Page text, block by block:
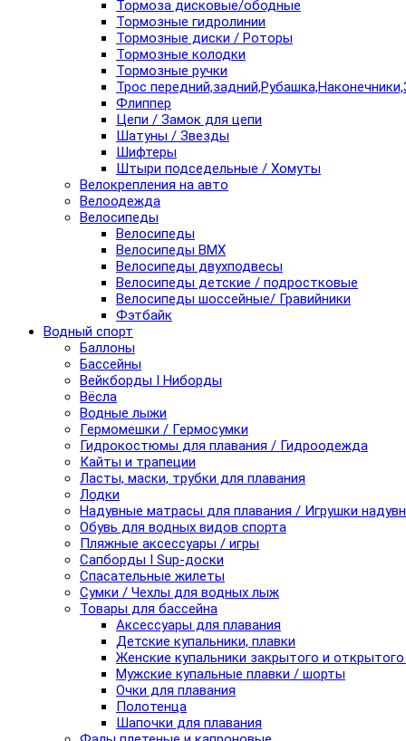
Тормоза дисковые/ободные
Тормозные гидролинии
Тормозные диски / Роторы
Тормозные колодки
Тормозные ручки
Трос
Флиппер
Цепи / Замок для цепи
Шатуны / Звезды
Шифтеры
Штыри подседельные / Хомуты
Велокрепления на авто
Велоодежда
Велосипеды
Велосипеды
Велосипеды BMX
Велосипеды двухподвесы
Велосипеды детские / подростковые
Велосипеды шоссейные/ Гравийники
Фэтбайк
Водный спорт
Баллоны
Бассейны
Вейкборды I Ниборды
Вёсла
Водные лыжи
Гермомешки / Гермосумки
Гидрокостюмы для плавания / Гидроодежда
Кайты и трапеции
Ласты, маски, трубки для плавания
Лодки
Надувные матрасы для плавания / Игрушки
Обувь для водных видов спорта
Пляжные аксессуары / игры
Сапборды I Sup-доски
Спасательные жилеты
Сумки / Чехлы для водных лыж
Товары для бассейна
Аксессуары для плавания
Детские купальники, плавки
Женские купальники закрытого и
Мужские купальные плавки / шорты
Очки для плавания
Полотенца
Шапочки для плавания